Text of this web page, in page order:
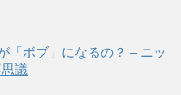
「ボブ」になるの？ – ニッ
議